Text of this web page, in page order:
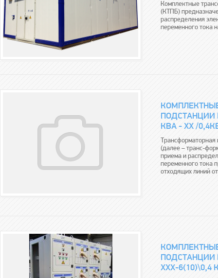
Комплектные
(КТПБ)
распределения
переменного тока
ПОДСТАНЦИИ
КВА - ХХ /
(далее – транс-
приема и
переменного тока
отходящих линий
ПОДСТАНЦИИ
ХХХ-6(10)\0,4